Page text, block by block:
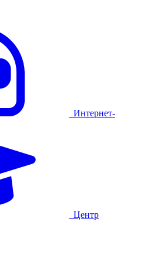
Интернет-
Центр